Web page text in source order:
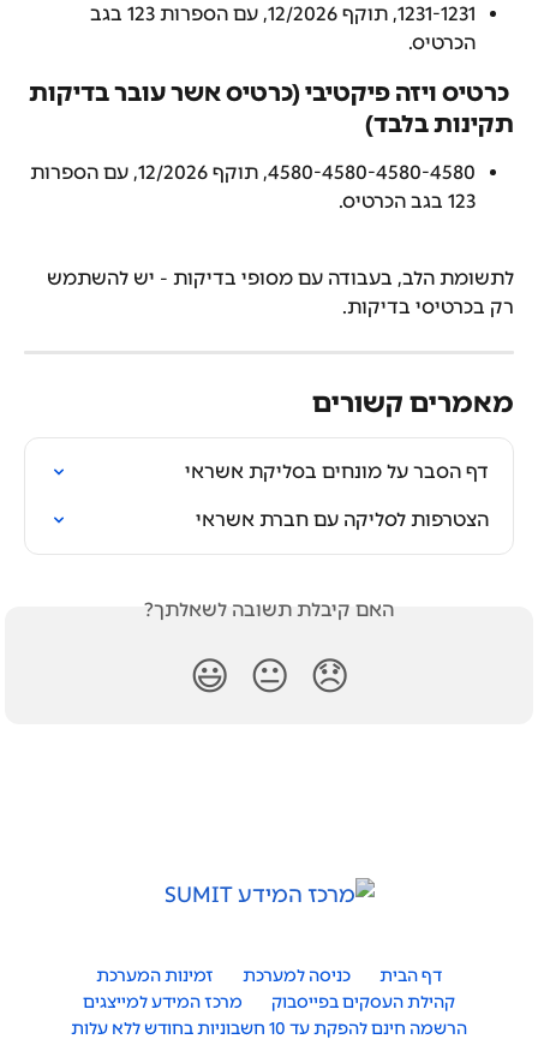
1231-1231, תוקף 12/2026, עם הספרות 123 בגב
הכרטיס.
כרטיס ויזה פיקטיבי (כרטיס אשר עובר בדיקות
תקינות בלבד)
4580-4580-4580-4580, תוקף 12/2026, עם הספרות
123 בגב הכרטיס.
לתשומת הלב, בעבודה עם מסופי בדיקות - יש להשתמש
רק בכרטיסי בדיקות.
מאמרים קשורים
דף הסבר על מונחים בסליקת אשראי
הצטרפות לסליקה עם חברת אשראי
האם קיבלת תשובה לשאלתך?
😞
😐
😃
דף הבית כניסה למערכת
זמינות המערכת
קהילת העסקים בפייסבוק
מרכז המידע למייצגים
הרשמה חינם להפקת עד 10 חשבוניות בחודש ללא עלות